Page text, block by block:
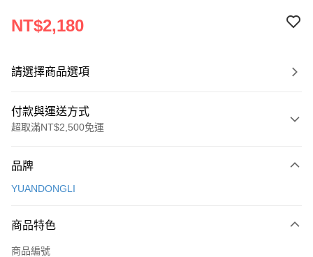
NT$2,180
請選擇商品選項
付款與運送方式
超取滿NT$2,500免運
信用卡一次付款
3 期 0 利率 每期
合作金庫商業銀行
超商取貨付款
品牌
YUANDONGLI
商品特色
商品編號